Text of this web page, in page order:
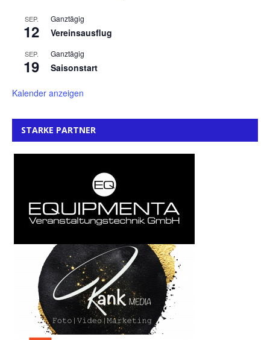
SEP.
12
Ganztägig
Vereinsausflug
SEP.
19
Ganztägig
Saisonstart
Kalender anzeigen
STARKE PARTNER